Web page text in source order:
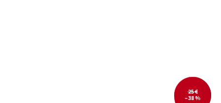
25 €
–38 %